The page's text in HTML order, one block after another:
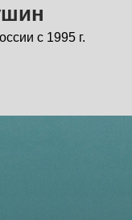
с 1995 г.